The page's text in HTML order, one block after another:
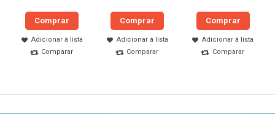
Comprar
Adicionar à lista
Comparar
Comprar
Adicionar à lista
Comparar
Comprar
Adicionar à lista
Comparar